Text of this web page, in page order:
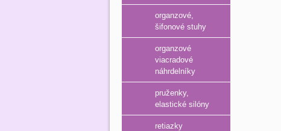
organzové,
šifonové stuhy
organzové
viacradové
náhrdelníky
pruženky,
elastické silóny
retiazky